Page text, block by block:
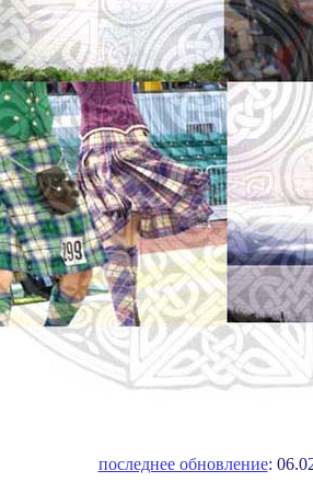
последнее обновление: